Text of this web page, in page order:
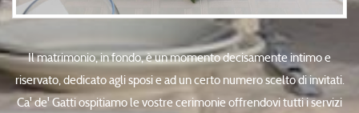
Il matrimonio, in fondo, è un momento decisamente intimo e
riservato, dedicato agli sposi e ad un certo numero scelto di invitati.
Ca' de' Gatti ospitiamo le vostre cerimonie offrendovi tutti i servizi